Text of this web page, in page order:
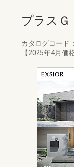
プラスＧ
カタログコード
【2025年4月価